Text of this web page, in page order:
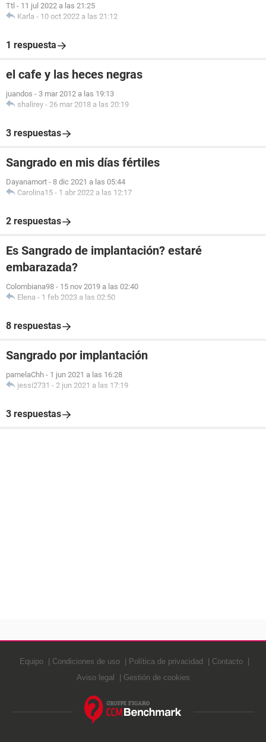
Ttl - 11 jul 2022 a las 21:25
Karla - 10 oct 2022 a las 21:12
1 respuesta
el cafe y las heces negras
juandos - 3 mar 2012 a las 19:13
shalirey - 26 mar 2018 a las 20:19
3 respuestas
Sangrado en mis días fértiles
Dayanamort - 8 dic 2021 a las 05:44
Carolina15 - 1 abr 2022 a las 12:17
2 respuestas
Es Sangrado de implantación? estaré
embarazada?
Colombiana98 - 15 nov 2019 a las 02:40
Elena - 1 feb 2023 a las 02:50
8 respuestas
Sangrado por implantación
pamelaChh - 1 jun 2021 a las 16:28
jessi2731 - 2 jun 2021 a las 17:19
3 respuestas
Equipo Condiciones de uso Política de privacidad
Contacto
Aviso legal
Gestión de cookies